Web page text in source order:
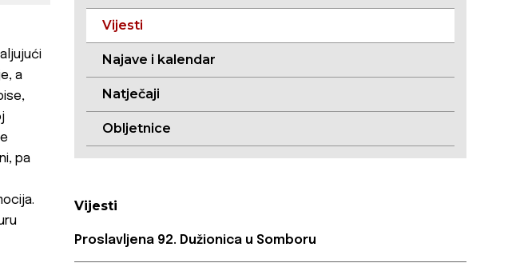
a
pa
Vijesti
Najave i kalendar
Natječaji
Obljetnice
Vijesti
Proslavljena 92. Dužionica u Somboru